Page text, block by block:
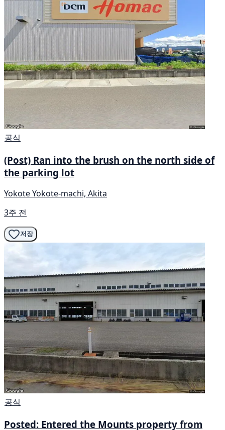
공식
(Post) Ran into the brush on the north side of
the parking lot
Yokote Yokote-machi, Akita
3주 전
저장
공식
Posted: Entered the Mounts property from